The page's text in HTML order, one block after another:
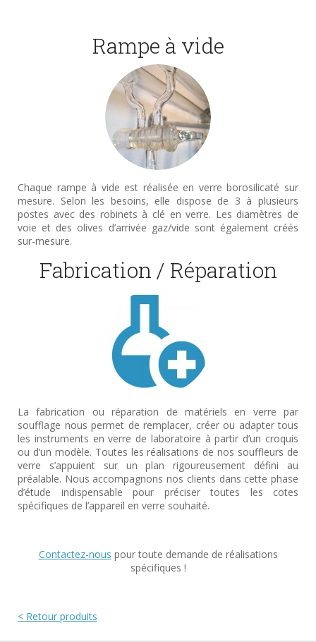
Rampe à vide
Chaque rampe à vide est réalisée en verre borosilicaté sur
mesure. Selon les besoins, elle dispose de 3 à plusieurs
postes avec des robinets à clé en verre. Les diamètres de
voie et des olives d’arrivée gaz/vide sont également créés
sur-mesure.
Fabrication / Réparation
La fabrication ou réparation de matériels en verre par
soufflage nous permet de remplacer, créer ou adapter tous
les instruments en verre de laboratoire à partir d’un croquis
ou d’un modèle. Toutes les réalisations de nos souffleurs de
verre s’appuient sur un plan rigoureusement défini au
préalable. Nous accompagnons nos clients dans cette phase
d’étude indispensable pour préciser toutes les cotes
spécifiques de l’appareil en verre souhaité.
Contactez-nous pour toute demande de réalisations
spécifiques !
< Retour produits